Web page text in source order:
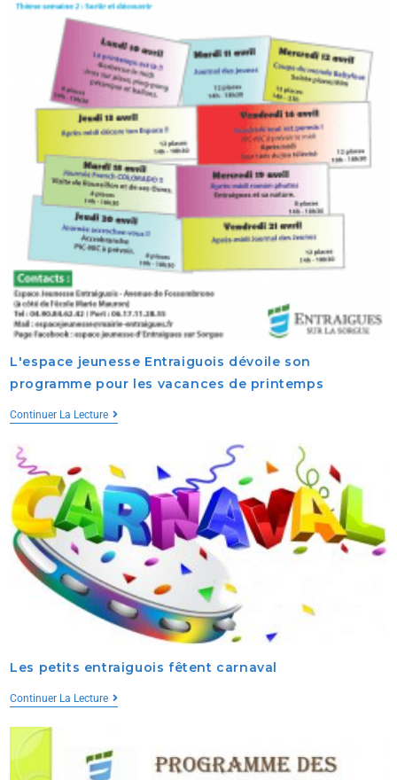
L'espace jeunesse Entraiguois dévoile son
programme pour les vacances de printemps
Continuer La Lecture
Les petits entraiguois fêtent carnaval
Continuer La Lecture